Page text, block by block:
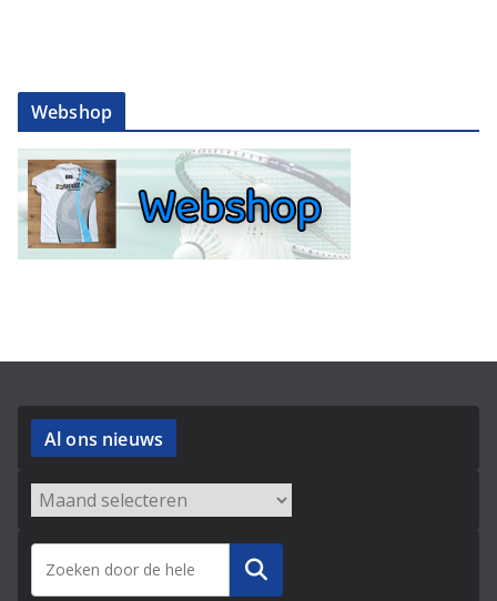
Webshop
Al ons nieuws
Archieven
Zoeken